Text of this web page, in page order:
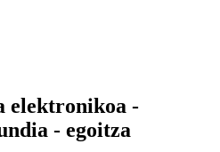
elektronikoa -
- egoitza